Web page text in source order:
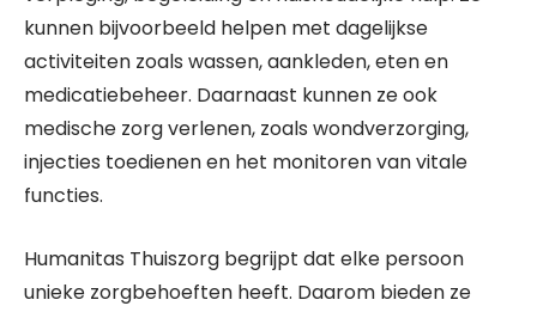
kunnen bijvoorbeeld helpen met dagelijkse
activiteiten zoals wassen, aankleden, eten en
medicatiebeheer. Daarnaast kunnen ze ook
medische zorg verlenen, zoals wondverzorging,
injecties toedienen en het monitoren van vitale
functies.
Humanitas Thuiszorg begrijpt dat elke persoon
unieke zorgbehoeften heeft. Daarom bieden ze